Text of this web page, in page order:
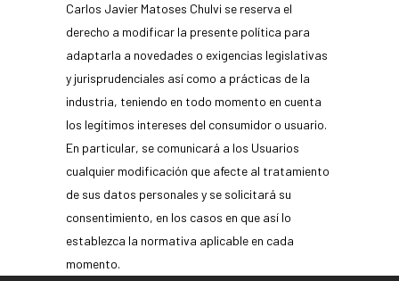
Carlos Javier Matoses Chulvi se reserva el
derecho a modificar la presente política para
adaptarla a novedades o exigencias legislativas
y jurisprudenciales así como a prácticas de la
industria, teniendo en todo momento en cuenta
los legítimos intereses del consumidor o usuario.
En particular, se comunicará a los Usuarios
cualquier modificación que afecte al tratamiento
de sus datos personales y se solicitará su
consentimiento, en los casos en que así lo
establezca la normativa aplicable en cada
momento.